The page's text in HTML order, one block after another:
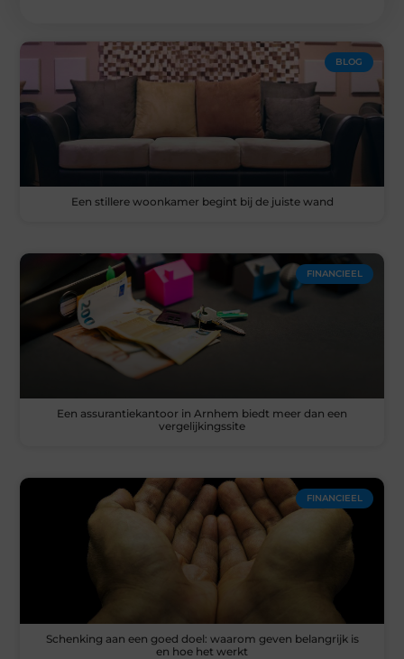
BLOG
Een stillere woonkamer begint bij de juiste wand
FINANCIEEL
Een assurantiekantoor in Arnhem biedt meer dan een
vergelijkingssite
FINANCIEEL
Schenking aan een goed doel: waarom geven belangrijk is
en hoe het werkt